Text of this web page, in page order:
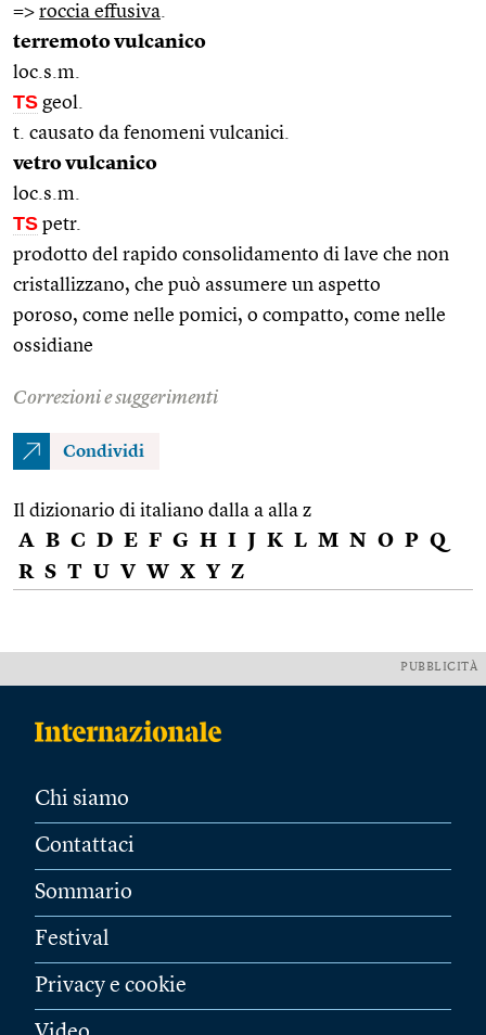
=> roccia effusiva
terremoto vulcanico
loc.s.m.
TS geol.
t. causato da fenomeni vulcanici.
vetro vulcanico
loc.s.m.
TS petr.
prodotto del rapido consolidamento di lave che non
cristallizzano, che può assumere un aspetto
poroso, come nelle pomici, o compatto, come nelle
ossidiane
Correzioni e suggerimenti
Condividi
Il dizionario di italiano dalla a alla z
A B C D E F G H I J K L M N O P Q
R S T U V W X Y Z
PUBBLICITÀ
Chi siamo
Contattaci
Sommario
Festival
Privacy e cookie